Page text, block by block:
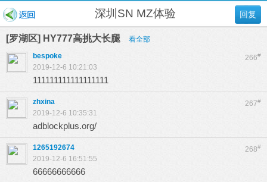
回复
深圳SN MZ体验
[罗湖区] HY777高挑大长腿 看全部
266#
bespoke
2019-12-6 10:21:03
111111111111111111
267#
zhxina
2019-12-6 10:35:31
adblockplus.org/
268#
1265192674
2019-12-6 16:51:55
66666666666